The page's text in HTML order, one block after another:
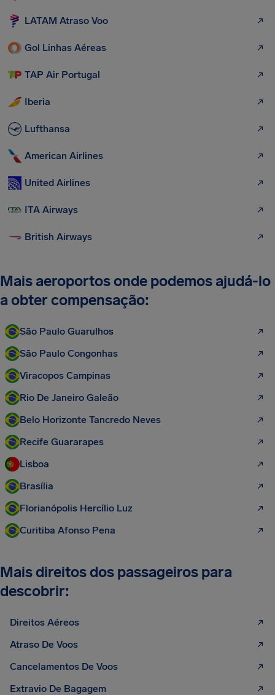
LATAM Atraso Voo
Gol Linhas Aéreas
TAP Air Portugal
Iberia
Lufthansa
American Airlines
United Airlines
ITA Airways
British Airways
Mais aeroportos onde podemos ajudá-lo
a obter compensação:
São Paulo Guarulhos
São Paulo Congonhas
Viracopos Campinas
Rio De Janeiro Galeão
Belo Horizonte Tancredo Neves
Recife Guararapes
Lisboa
Brasília
Florianópolis Hercílio Luz
Curitiba Afonso Pena
Mais direitos dos passageiros para
descobrir:
Direitos Aéreos
Atraso De Voos
Cancelamentos De Voos
Extravio De Bagagem